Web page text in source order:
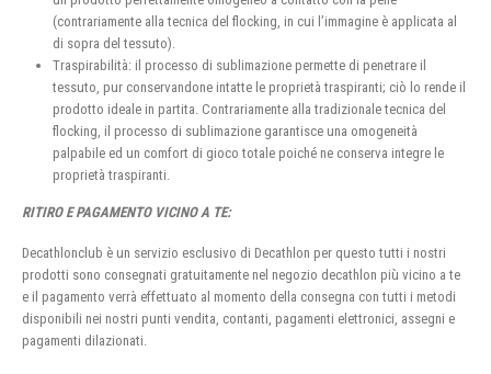
(contrariamente alla tecnica del flocking, in cui l’immagine è applicata al
di sopra del tessuto).
Traspirabilità: il processo di sublimazione permette di penetrare il
tessuto, pur conservandone intatte le proprietà traspiranti; ciò lo rende il
prodotto ideale in partita. Contrariamente alla tradizionale tecnica del
flocking, il processo di sublimazione garantisce una omogeneità
palpabile ed un comfort di gioco totale poiché ne conserva integre le
proprietà traspiranti.
RITIRO E PAGAMENTO VICINO A TE:
Decathlonclub è un servizio esclusivo di Decathlon per questo tutti i nostri
prodotti sono consegnati gratuitamente nel negozio decathlon più vicino a te
e il pagamento verrà effettuato al momento della consegna con tutti i metodi
disponibili nei nostri punti vendita, contanti, pagamenti elettronici, assegni e
pagamenti dilazionati.